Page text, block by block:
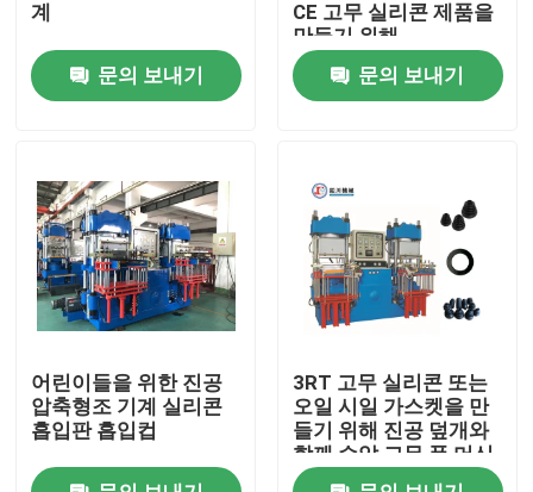
회사 소개
공장 투어
품질 관리
연락처
뉴스
견적 요청
VR SHOW
계
문의 보내기
CE 고무 실리콘 제품을
만들기 위해
문의 보내기
어린이들을 위한 진공
압축형조 기계 실리콘
흡입판 흡입컵
3RT 고무 실리콘 또는
오일 시일 가스켓을 만
들기 위해 진공 덮개와
함께 수압 고무 폼 머신